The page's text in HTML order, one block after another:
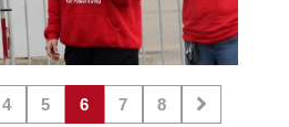
4 5 6 7 8